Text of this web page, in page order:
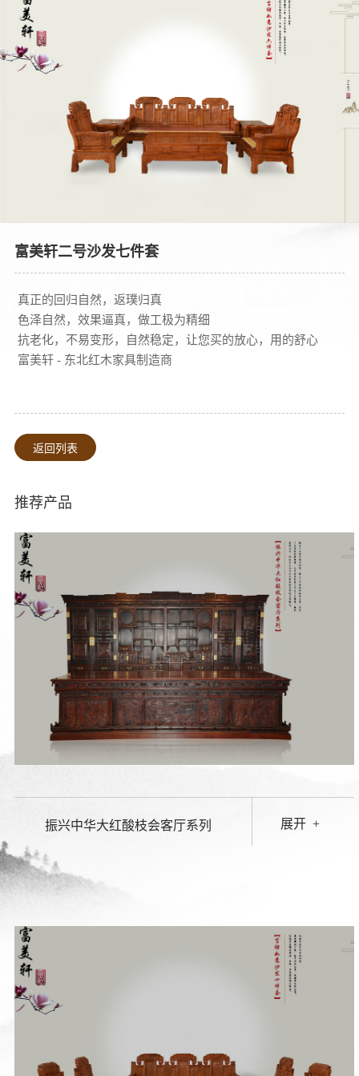
富美轩二号沙发七件套
真正的回归自然， 返璞归真
色泽自然，效果逼真， 做工极为精细
抗老化，不易变形，自然稳定， 让您买的放心，用的舒心
富美轩 - 东北红木家具制造商
返回列表
推荐产品
振兴中华大红酸枝会客厅系列 展开 +